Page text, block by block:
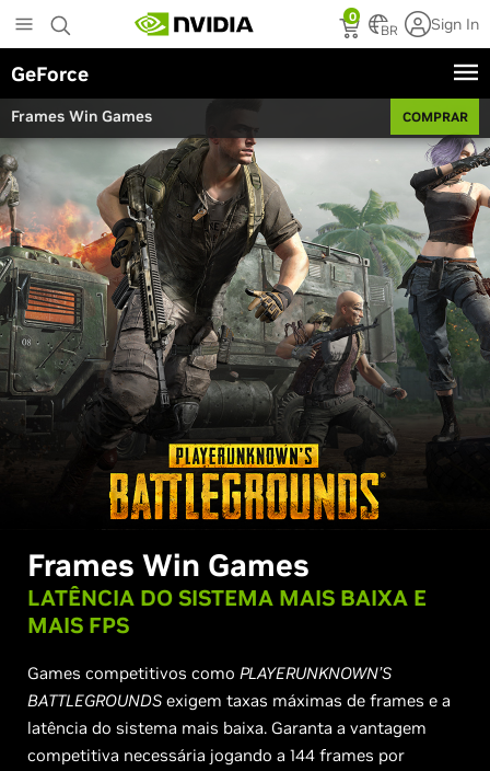
to
main
content
0
BR Sign In
GeForce
Frames Win Games COMPRAR
Frames Win Games
LATÊNCIA DO SISTEMA MAIS BAIXA E
MAIS FPS
Games competitivos como PLAYERUNKNOWN’S
BATTLEGROUNDS exigem taxas máximas de frames e a
latência do sistema mais baixa. Garanta a vantagem
competitiva necessária jogando a 144 frames por